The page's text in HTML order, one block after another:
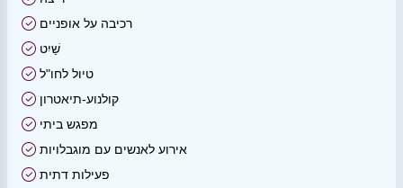
רכיבה על אופניים
שַׁיִט
טיול לחו"ל
קולנוע-תיאטרון
מפגש ביתי
אירוע לאנשים עם מוגבלויות
פעילות דתית